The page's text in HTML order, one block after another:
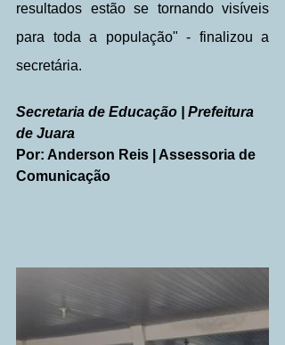
resultados estão se tornando visíveis
para toda a população" - finalizou a
secretária.
Secretaria de Educação | Prefeitura
de Juara
Por: Anderson Reis | Assessoria de
Comunicação